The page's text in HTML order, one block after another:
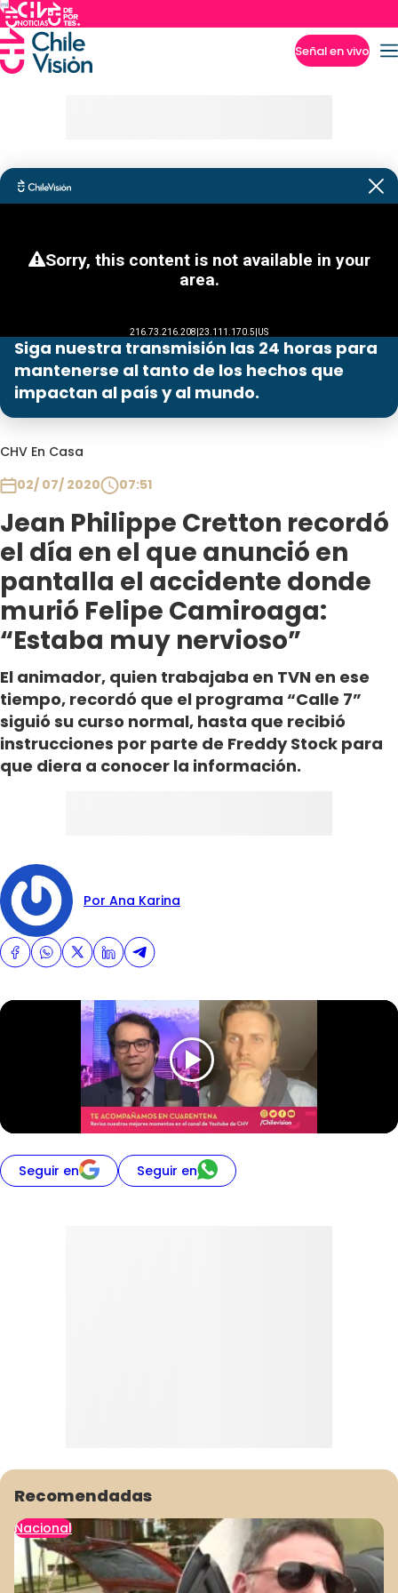
Señal en vivo
Siga nuestra transmisión las 24 horas para
mantenerse al tanto de los hechos que
impactan al país y al mundo.
CHV En Casa
02/ 07/ 2020
07:51
Jean Philippe Cretton recordó
el día en el que anunció en
pantalla el accidente donde
murió Felipe Camiroaga:
“Estaba muy nervioso”
El animador, quien trabajaba en TVN en ese
tiempo, recordó que el programa “Calle 7”
siguió su curso normal, hasta que recibió
instrucciones por parte de Freddy Stock para
que diera a conocer la información.
Por Ana Karina
Seguir en Seguir en
Recomendadas
Nacional
Programas
Club De La Comedia
Contigo en Directo
Plan Perfecto
El Tiempo
Sabingo
Todos Los Programas